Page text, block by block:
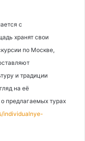
с
хранят свои
по Москве,
и традиции
на её
предлагаемых турах
individualnye-